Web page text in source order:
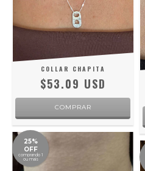
COLLAR CHAPITA
$53.09 USD
25%
OFF
comprando 1
ou mais